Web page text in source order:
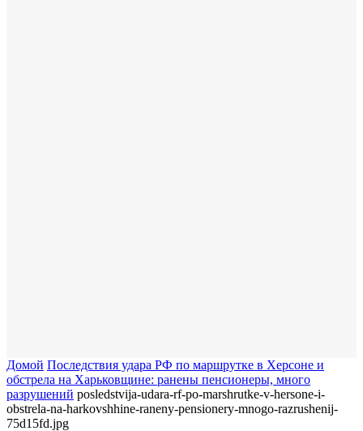
Домой Последствия удара РФ по маршрутке в Херсоне и
обстрела на Харьковщине: ранены пенсионеры, много
разрушений posledstvija-udara-rf-po-marshrutke-v-hersone-i-
obstrela-na-harkovshhine-raneny-pensionery-mnogo-razrushenij-
75d15fd.jpg